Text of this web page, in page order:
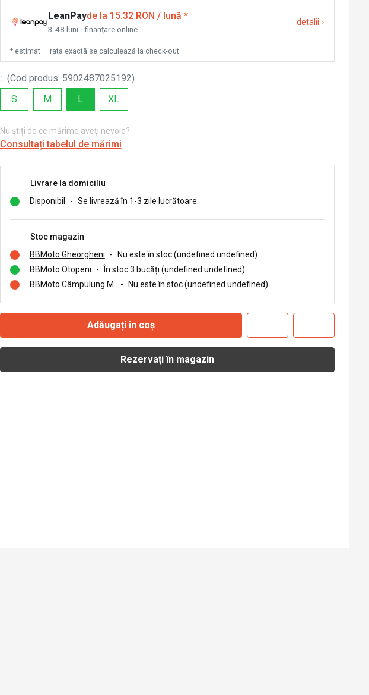
LeanPayde la 15.32 RON / lună *
3-48 luni · finanțare online
detalii ›
* estimat — rata exactă se calculează la check-out
: (Cod produs: 5902487025192)
S
M L XL
Nu știți de ce mărime aveți nevoie?
Consultați tabelul de mărimi
Livrare la domiciliu
Disponibil
- Se livrează în 1-3 zile lucrătoare.
Stoc magazin
BBMoto Gheorgheni
-
Nu este în stoc (undefined undefined)
BBMoto Otopeni
-
În stoc 3 bucăți (undefined undefined)
BBMoto Câmpulung M.
- Nu este în stoc (undefined undefined)
Adăugați în coș
Rezervați în magazin